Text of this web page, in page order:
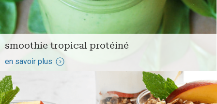
smoothie tropical protéiné
en savoir plus